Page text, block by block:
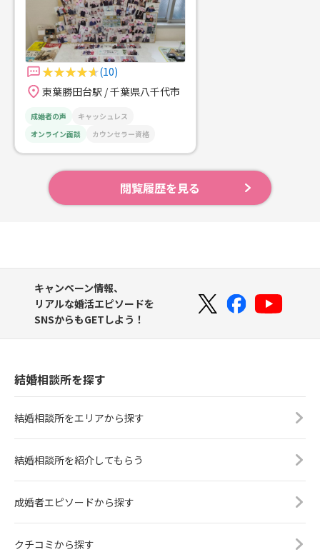
(10)
東葉勝田台駅 / 千葉県八千代市
成婚者の声
キャッシュレス
オンライン面談
カウンセラー資格
閲覧履歴を見る
キャンペーン情報、
リアルな婚活エピソードを
SNSからもGETしよう！
結婚相談所を探す
結婚相談所をエリアから探す
結婚相談所を紹介してもらう
成婚者エピソードから探す
クチコミから探す